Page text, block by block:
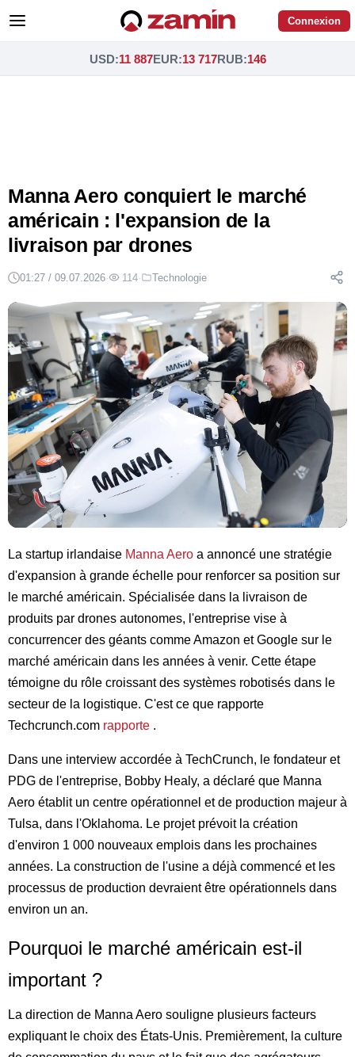
Connexion
USD:11 887EUR:13 717RUB:146
Manna Aero conquiert le marché
américain : l'expansion de la
livraison par drones
01:27 / 09.07.2026· 114· Technologie
La startup irlandaise Manna Aero a annoncé une stratégie
d'expansion à grande échelle pour renforcer sa position sur
le marché américain. Spécialisée dans la livraison de
produits par drones autonomes, l'entreprise vise à
concurrencer des géants comme Amazon et Google sur le
marché américain dans les années à venir. Cette étape
témoigne du rôle croissant des systèmes robotisés dans le
secteur de la logistique. C'est ce que rapporte
Techcrunch.com rapporte .
Dans une interview accordée à TechCrunch, le fondateur et
PDG de l'entreprise, Bobby Healy, a déclaré que Manna
Aero établit un centre opérationnel et de production majeur à
Tulsa, dans l'Oklahoma. Le projet prévoit la création
d'environ 1 000 nouveaux emplois dans les prochaines
années. La construction de l'usine a déjà commencé et les
processus de production devraient être opérationnels dans
environ un an.
Pourquoi le marché américain est-il
important ?
La direction de Manna Aero souligne plusieurs facteurs
expliquant le choix des États-Unis. Premièrement, la culture